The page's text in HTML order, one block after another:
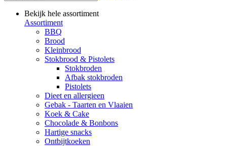
Bekijk hele assortiment
Assortiment
BBQ
Brood
Kleinbrood
Stokbrood & Pistolets
Stokbroden
Afbak stokbroden
Pistolets
Dieet en allergieen
Gebak - Taarten en Vlaaien
Koek & Cake
Chocolade & Bonbons
Hartige snacks
Ontbijtkoeken